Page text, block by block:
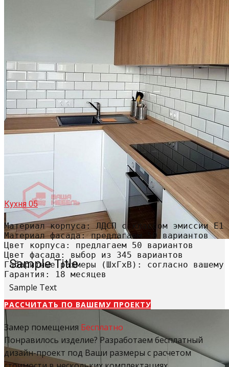
Sample Title
Sample Text
Кухня 05
Материал корпуса: ЛДСП с классом эмиссии Е1
Материал фасада: предлагаем 50 вариантов
Цвет корпуса: предлагаем 50 вариантов
Цвет фасада: выбор из 345 вариантов
Габаритные размеры (ШхГхВ): согласно вашему
Гарантия: 18 месяцев
РАССЧИТАТЬ​ ПО ВАШЕМУ ПРОЕКТУ
Замер помещения Бесплатно
Понравилось изделие? Разработаем бесплатный
дизайн-проект под Ваши размеры с расчетом